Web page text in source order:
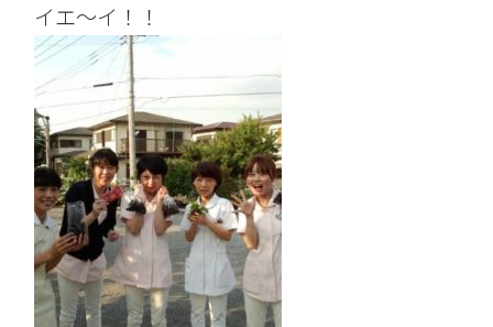
イエ～イ！！